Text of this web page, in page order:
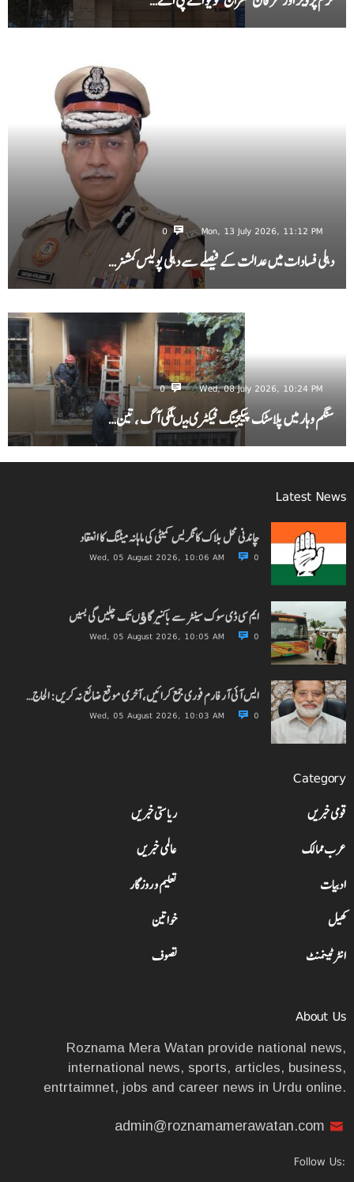
Mon, 13 July 2026, 11:12 PM
0
دہلی فسادات میں عدالت کے فیصلے سے دہلی پولیس کمشنر…
Wed, 08 July 2026, 10:24 PM
0
سنگم وہار میں پلاسٹک پیکیجنگ فیکٹری میںلگی آگ ، تین…
Latest News
چاندنی محل بلاک کانگریس کمیٹی کی ماہانہ میٹنگ کا انعقاد
Wed, 05 August 2026, 10:06 AM 0
ایم سی ڈی سوک سینٹر سے باکنیر گاﺅں تک چلیں گی بسیں
Wed, 05 August 2026, 10:05 AM 0
ایس آئی آر فارم فوری جمع کرائیں، آخری موقع ضائع نہ کریں: الحاج…
Wed, 05 August 2026, 10:03 AM 0
Category
قومی خبریں
ریاستی خبریں
عرب ممالک
عالمی خبریں
ادبیات
تعلیم و روزگار
کھیل
خواتین
انٹرٹینمنٹ
تصوف
About Us
Roznama Mera Watan provide national news,
international news, sports, articles, business,
entrtaimnet, jobs and career news in Urdu online.
admin@roznamamerawatan.com
Follow Us: